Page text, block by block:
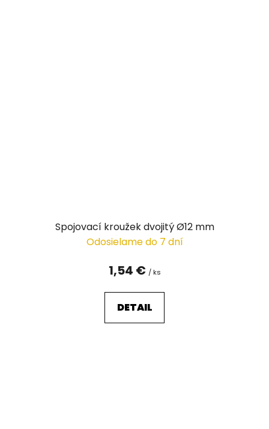
Spojovací kroužek dvojitý Ø12 mm
Odosielame do 7 dní
1,54 € / ks
DETAIL